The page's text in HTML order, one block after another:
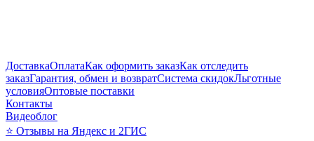
ДоставкаОплатаКак оформить заказКак отследить
заказГарантия, обмен и возвратСистема скидокЛьготные
условияОптовые поставки
Контакты
Видеоблог
⭐ Отзывы на Яндекс и 2ГИС